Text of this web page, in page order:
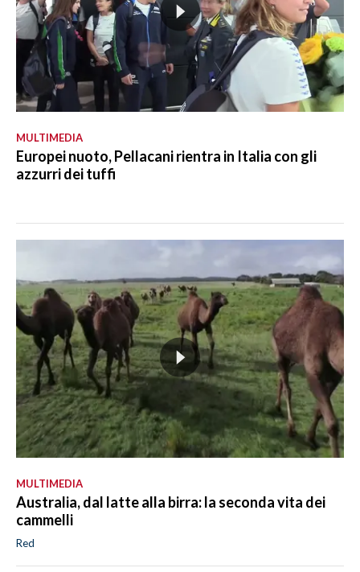
MULTIMEDIA
Europei nuoto, Pellacani rientra in Italia con gli
azzurri dei tuffi
MULTIMEDIA
Australia, dal latte alla birra: la seconda vita dei
cammelli
Red